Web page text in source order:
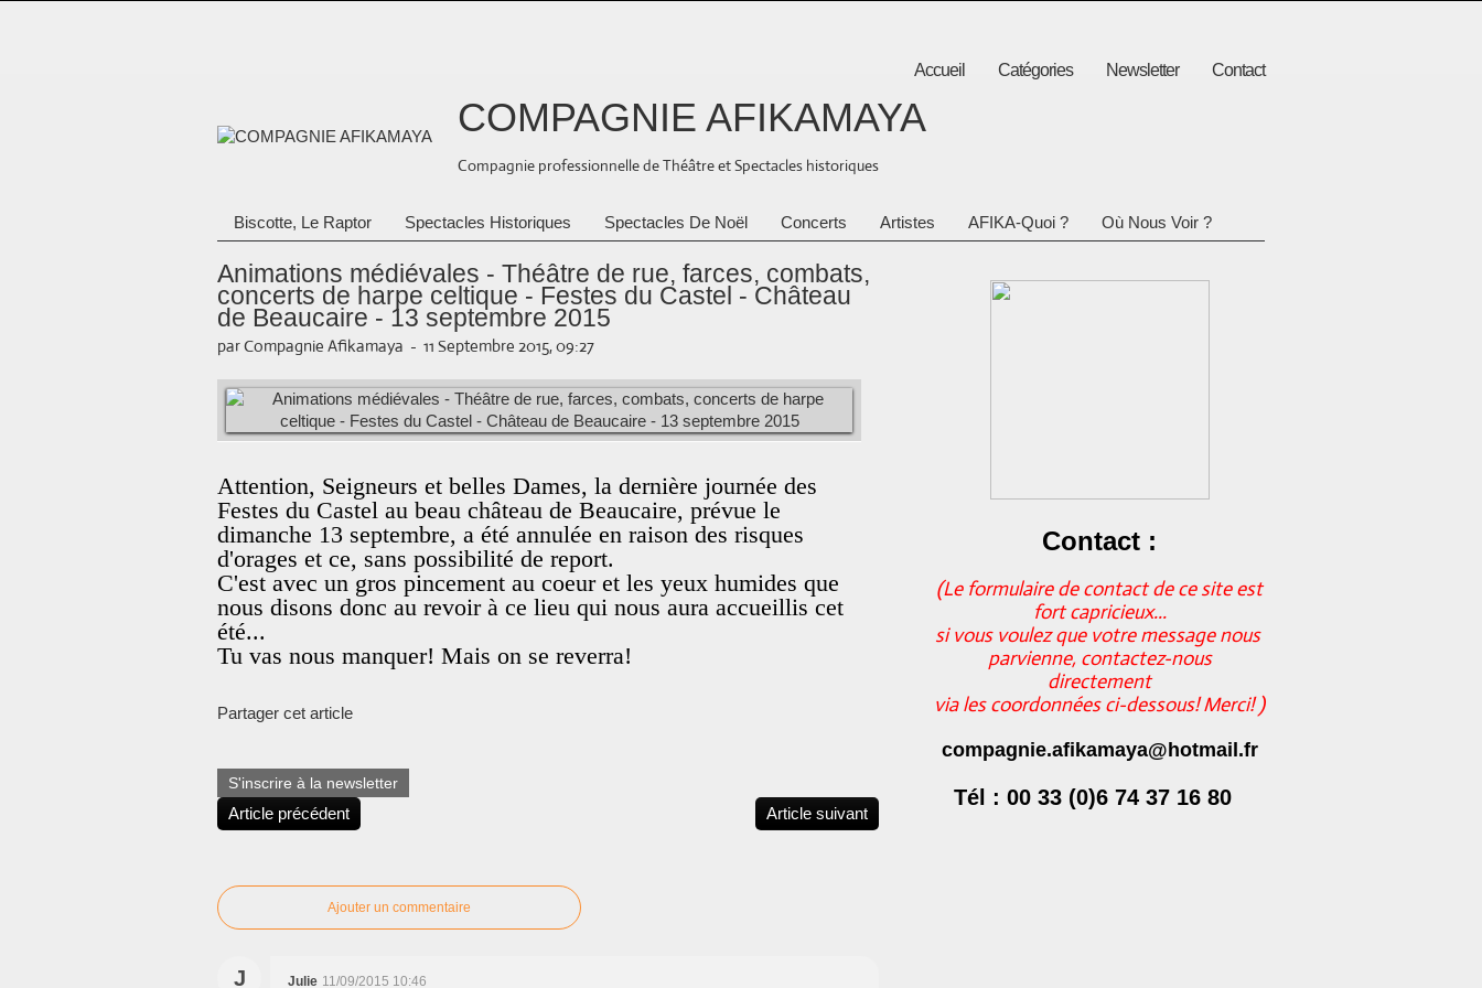
Accueil Catégories Newsletter Contact
COMPAGNIE AFIKAMAYA
Compagnie professionnelle de Théâtre et Spectacles historiques
Biscotte, Le Raptor Spectacles Historiques Spectacles De Noël Concerts Artistes AFIKA-Quoi ? Où Nous Voir ?
Animations médiévales - Théâtre de rue, farces, combats,
concerts de harpe celtique - Festes du Castel - Château
de Beaucaire - 13 septembre 2015
par Compagnie Afikamaya - 11 Septembre 2015, 09:27
Attention, Seigneurs et belles Dames, la dernière journée des
Festes du Castel au beau château de Beaucaire, prévue le
dimanche 13 septembre, a été annulée en raison des risques
d'orages et ce, sans possibilité de report.
C'est avec un gros pincement au coeur et les yeux humides que
nous disons donc au revoir à ce lieu qui nous aura accueillis cet
été...
Tu vas nous manquer! Mais on se reverra!
Partager cet article
S'inscrire à la newsletter
Article précédent Article suivant
Ajouter un commentaire
J Julie 11/09/2015 10:46
Contact :
(Le formulaire de contact de ce site est
fort capricieux...
si vous voulez que votre message nous
parvienne, contactez-nous
directement
via les coordonnées ci-dessous! Merci! )
compagnie.afikamaya@hotmail.fr
Tél : 00 33 (0)6 74 37 16 80